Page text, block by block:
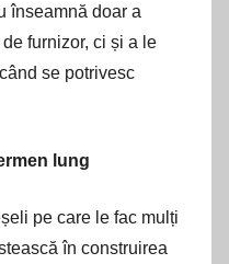
înseamnă doar a
furnizor, ci și a le
se potrivesc
lung
pe care le fac mulți
în construirea